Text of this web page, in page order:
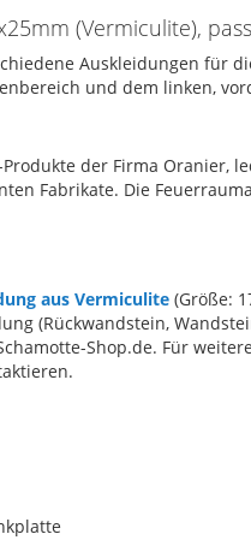
(Vermiculite),
Auskleidungen für
und dem linken,
der Firma Oranier,
Fabrikate. Die
aus Vermiculite (Größe:
(Rückwandstein,
Shop.de. Für